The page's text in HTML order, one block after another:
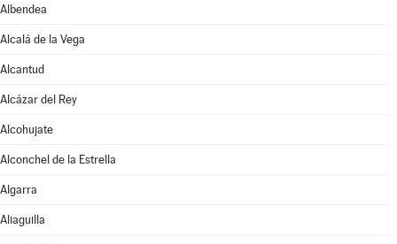
Albendea
Alcalá de la Vega
Alcantud
Alcázar del Rey
Alcohujate
Alconchel de la Estrella
Algarra
Aliaguilla